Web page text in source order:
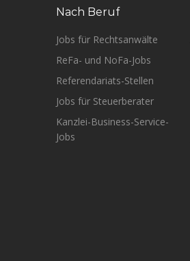
Nach Beruf
Jobs für Rechtsanwälte
ReFa- und NoFa-Jobs
Referendariats-Stellen
Jobs für Steuerberater
Kanzlei-Business-Service-
Jobs